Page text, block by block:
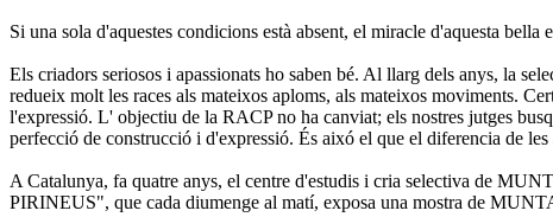
Si una sola d'aquestes condicions està absent, el miracle d'aquesta
Els criadors seriosos i apassionats ho saben bé. Al llarg dels anys, la
redueix molt les races als mateixos aploms, als mateixos moviments.
l'expressió. L' objectiu de la RACP no ha canviat; els nostres jutges
perfecció de construcció i d'expressió. És aixó el que el diferencia de les
A Catalunya, fa quatre anys, el centre d'estudis i cria selectiva de
PIRINEUS", que cada diumenge al matí, exposa una mostra de